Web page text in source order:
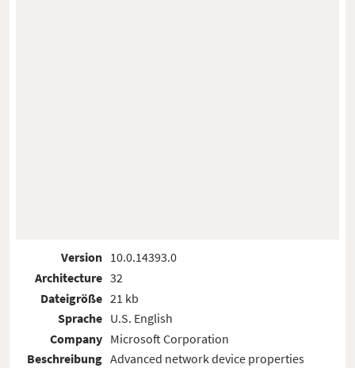
Version
Architecture
Dateigröße
Sprache
Company
Beschreibung
10.0.14393.0
32
21 kb
U.S. English
Microsoft Corporation
Advanced network device properties